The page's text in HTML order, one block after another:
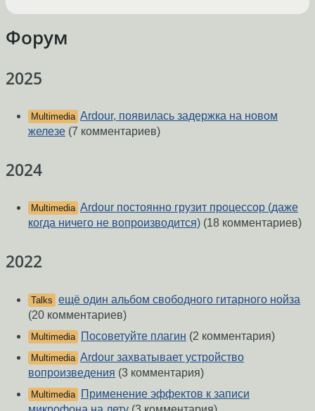
Форум
2025
Multimedia Ardour, появилась задержка на новом
железе (7 комментариев)
2024
Multimedia Ardour постоянно грузит процессор (даже
когда ничего не вопроизводится) (18 комментариев)
2022
Talks ещё один альбом свободного гитарного нойза
(20 комментариев)
Multimedia Посоветуйте плагин (2 комментария)
Multimedia Ardour захватывает устройство
вопроизведения (3 комментария)
Multimedia
Применение эффектов к записи